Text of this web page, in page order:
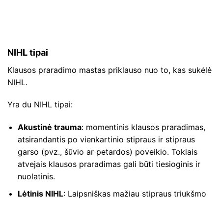
NIHL tipai
Klausos praradimo mastas priklauso nuo to, kas sukėlė
NIHL.
Yra du NIHL tipai:
Akustinė trauma: momentinis klausos praradimas,
atsirandantis po vienkartinio stipraus ir stipraus
garso (pvz., šūvio ar petardos) poveikio. Tokiais
atvejais klausos praradimas gali būti tiesioginis ir
nuolatinis.
Lėtinis NIHL: Laipsniškas mažiau stipraus triukšmo